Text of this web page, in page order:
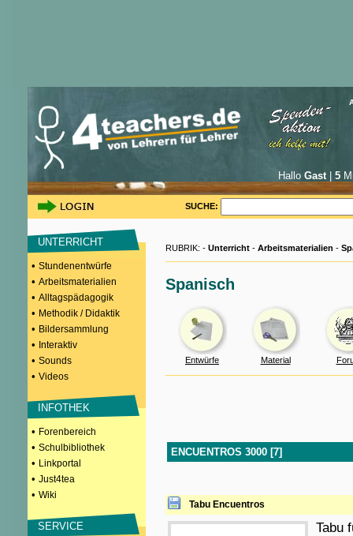
Hallo Gast| 5
SUCHE:
UNTERRICHT
• Stundenentwürfe
• Arbeitsmaterialien
• Alltagspädagogik
• Methodik / Didaktik
• Bildersammlung
• Interaktiv
• Sounds
• Videos
INFOTHEK
• Forenbereich
• Schulbibliothek
• Linkportal
• Just4tea
• Wiki
SERVICE
RUBRIK: - Unterricht - Arbeitsmaterialien -
Spanisch
Entwürfe Material
ENCUENTROS 3000 [7]
Tabu Encuentros
Tabu